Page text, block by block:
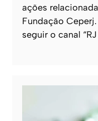
ações
Fundação Ceperj.
seguir o canal